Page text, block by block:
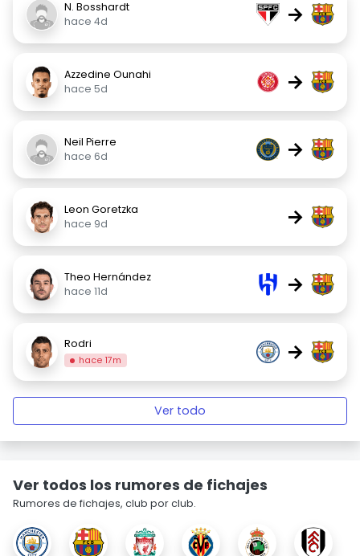
N. Bosshardt
hace 4d
→
Azzedine Ounahi
hace 5d
→
Neil Pierre
hace 6d
→
Leon Goretzka
hace 9d
→
Theo Hernández
hace 11d
→
Rodri
hace 17m →
Ver todo
Ver todos los rumores de fichajes
Rumores de fichajes, club por club.